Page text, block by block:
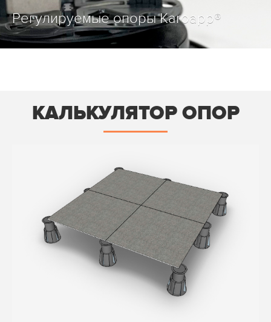
Регулируемые опоры Karoapp®
КАЛЬКУЛЯТОР ОПОР